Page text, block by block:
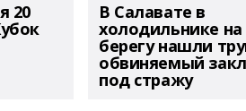
20 В Салавате в
холодильнике на
берегу нашли
обвиняемый
под стражу